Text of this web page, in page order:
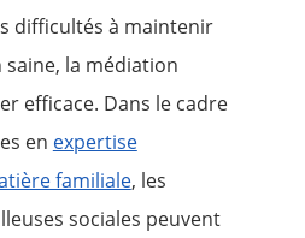
difficultés à maintenir
la médiation
efficace. Dans le cadre
en expertise
familiale, les
sociales peuvent